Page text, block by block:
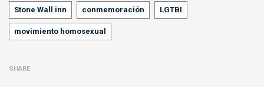
Tags
Stone Wall inn conmemoración LGTBI
movimiento homosexual
SHARE